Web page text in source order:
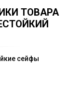
ТОВАРА
сейфы